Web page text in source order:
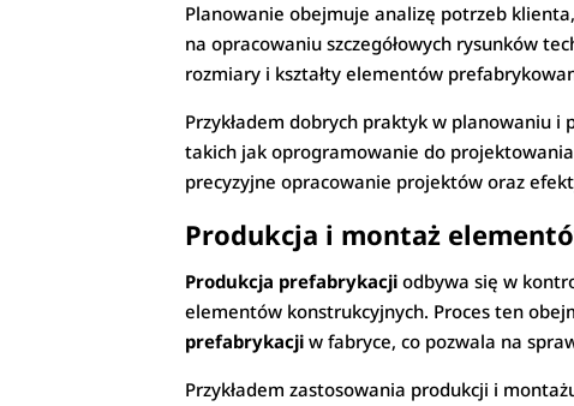
Planowanie obejmuje analizę potrzeb
na opracowaniu szczegółowych rysunków
rozmiary i kształty elementów
Przykładem dobrych praktyk w planowaniu
takich jak oprogramowanie do
precyzyjne opracowanie projektów oraz
Produkcja i montaż
Produkcja prefabrykacji odbywa się w
elementów konstrukcyjnych. Proces ten
prefabrykacji w fabryce, co pozwala na
Przykładem zastosowania produkcji i